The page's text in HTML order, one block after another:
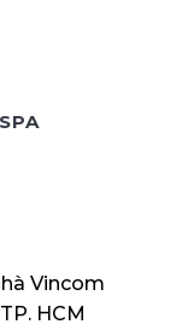
Vincom
HCM